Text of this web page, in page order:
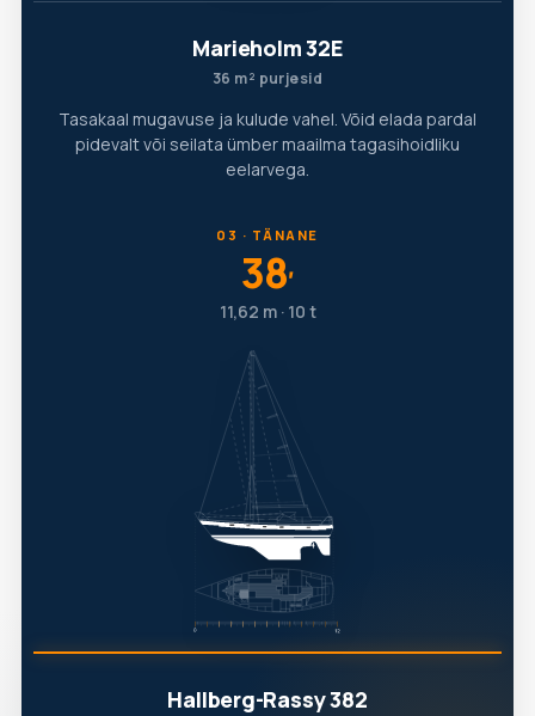
Marieholm 32E
36 m² purjesid
Tasakaal mugavuse ja kulude vahel. Võid elada pardal
pidevalt või seilata ümber maailma tagasihoidliku
eelarvega.
03 · TÄNANE
38′
11,62 m · 10 t
Hallberg-Rassy 382